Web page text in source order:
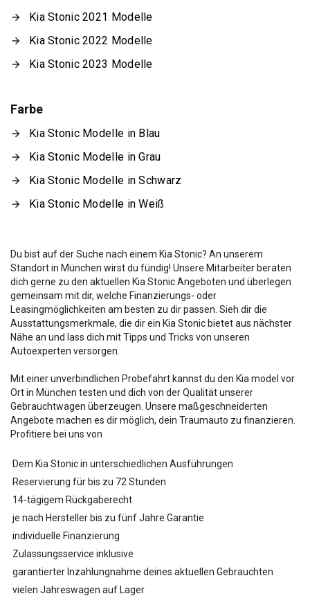
Kia Stonic 2021 Modelle
Kia Stonic 2022 Modelle
Kia Stonic 2023 Modelle
Farbe
Kia Stonic Modelle in Blau
Kia Stonic Modelle in Grau
Kia Stonic Modelle in Schwarz
Kia Stonic Modelle in Weiß
Du bist auf der Suche nach einem Kia Stonic? An unserem
Standort in München wirst du fündig! Unsere Mitarbeiter beraten
dich gerne zu den aktuellen Kia Stonic Angeboten und überlegen
gemeinsam mit dir, welche Finanzierungs- oder
Leasingmöglichkeiten am besten zu dir passen. Sieh dir die
Ausstattungsmerkmale, die dir ein Kia Stonic bietet aus nächster
Nähe an und lass dich mit Tipps und Tricks von unseren
Autoexperten versorgen.
Mit einer unverbindlichen Probefahrt kannst du den Kia model vor
Ort in München testen und dich von der Qualität unserer
Gebrauchtwagen überzeugen. Unsere maßgeschneiderten
Angebote machen es dir möglich, dein Traumauto zu finanzieren.
Profitiere bei uns von
Dem Kia Stonic in unterschiedlichen Ausführungen
Reservierung für bis zu 72 Stunden
14-tägigem Rückgaberecht
je nach Hersteller bis zu fünf Jahre Garantie
individuelle Finanzierung
Zulassungsservice inklusive
garantierter Inzahlungnahme deines aktuellen Gebrauchten
vielen Jahreswagen auf Lager